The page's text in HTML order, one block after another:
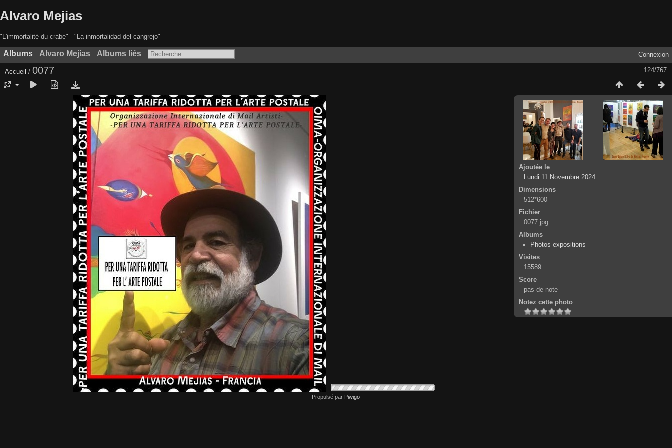
Alvaro Mejias
"L'immortalité du crabe" - "La inmortalidad del cangrejo"
Albums Alvaro Mejias Albums liés Connexion
124/767
Accueil / 0077
Ajoutée le
Lundi 11 Novembre 2024
Dimensions
512*600
Fichier
0077.jpg
Albums
Photos expositions
Visites
15589
Score
pas de note
Notez cette photo
Propulsé par Piwigo